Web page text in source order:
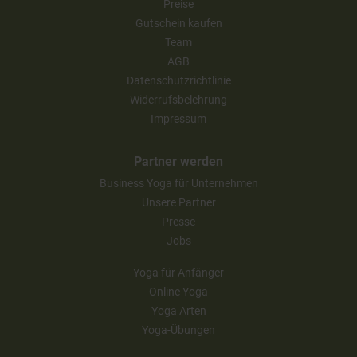
Preise
Gutschein kaufen
Team
AGB
Datenschutzrichtlinie
Widerrufsbelehrung
Impressum
Partner werden
Business Yoga für Unternehmen
Unsere Partner
Presse
Jobs
Yoga für Anfänger
Online Yoga
Yoga Arten
Yoga-Übungen